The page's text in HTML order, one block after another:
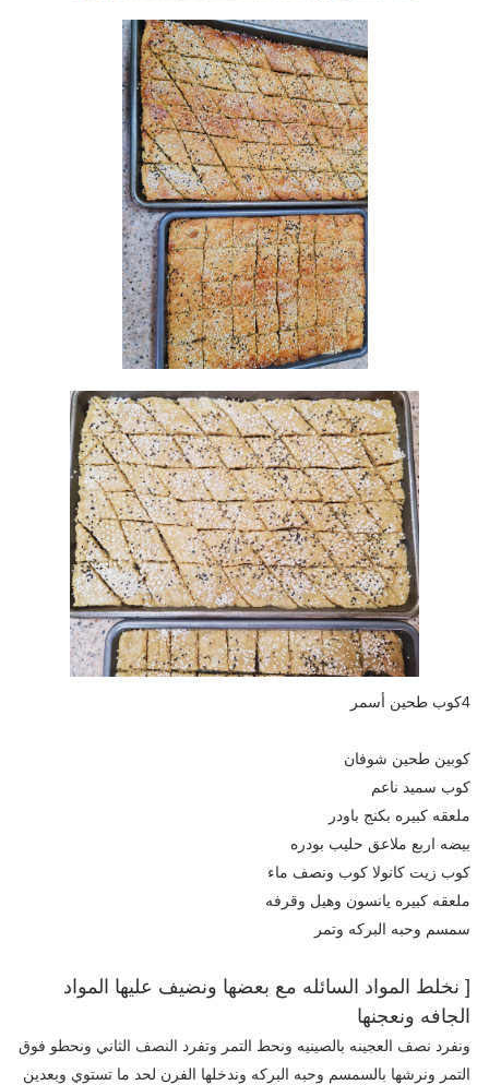
4كوب طحين أسمر
كوبين طحين شوفان
كوب سميد ناعم
ملعقه كبيره بكنج باودر
بيضه اربع ملاعق حليب بودره
كوب زيت كانولا كوب ونصف ماء
ملعقه كبيره يانسون وهيل وقرفه
سمسم وحبه البركه وتمر
[ نخلط المواد السائله مع بعضها ونضيف عليها المواد
الجافه ونعجنها
ونفرد نصف العجينه بالصينيه ونحط التمر وتفرد النصف الثاني ونحطو فوق
التمر ونرشها بالسمسم وحبه البركه وندخلها الفرن لحد ما تستوي وبعدين